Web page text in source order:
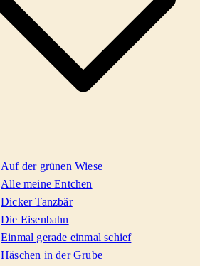
Auf der grünen Wiese
Alle meine Entchen
Dicker Tanzbär
Die Eisenbahn
Einmal gerade einmal schief
Häschen in der Grube